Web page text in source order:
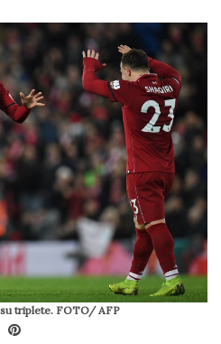
triplete. FOTO/ AFP
Pinterest